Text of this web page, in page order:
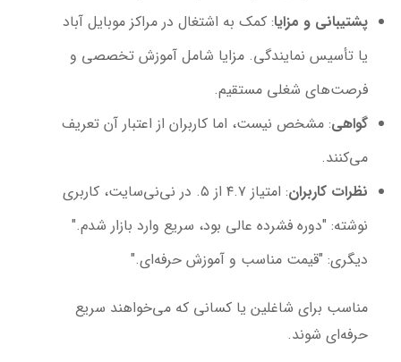
پشتیبانی و مزایا: کمک به اشتغال در مراکز موبایل آباد
یا تأسیس نمایندگی. مزایا شامل آموزش تخصصی و
فرصت‌های شغلی مستقیم.
گواهی: مشخص نیست، اما کاربران از اعتبار آن تعریف
می‌کنند.
نظرات کاربران
: امتیاز ۴.۷ از ۵. در نی‌نی‌سایت، کاربری
نوشته: "دوره فشرده عالی بود، سریع وارد بازار شدم."
دیگری: "قیمت مناسب و آموزش حرفه‌ای."
مناسب برای شاغلین یا کسانی که می‌خواهند سریع
حرفه‌ای شوند.